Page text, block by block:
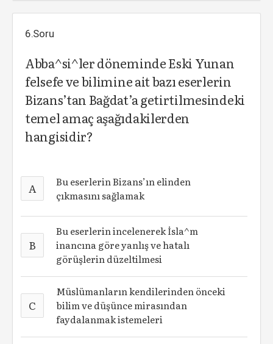
6.Soru
Abba^si^ler döneminde Eski Yunan
felsefe ve bilimine ait bazı eserlerin
Bizans’tan Bağdat’a getirtilmesindeki
temel amaç aşağıdakilerden
hangisidir?
A
Bu eserlerin Bizans’ın elinden
çıkmasını sağlamak
B
Bu eserlerin incelenerek İsla^m
inancına göre yanlış ve hatalı
görüşlerin düzeltilmesi
C
Müslümanların kendilerinden önceki
bilim ve düşünce mirasından
faydalanmak istemeleri